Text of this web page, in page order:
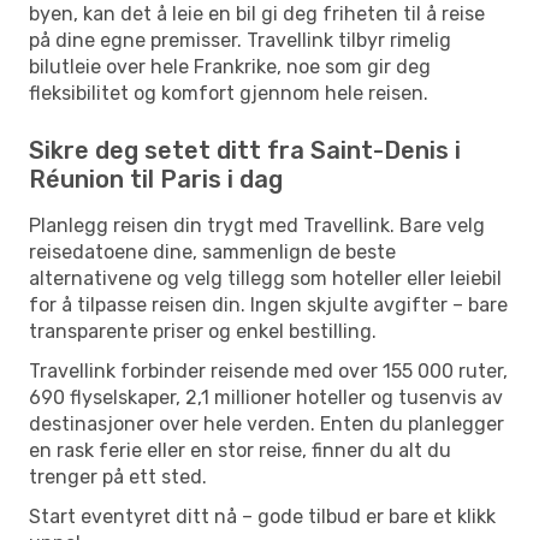
byen, kan det å leie en bil gi deg friheten til å reise
på dine egne premisser. Travellink tilbyr rimelig
bilutleie over hele Frankrike, noe som gir deg
fleksibilitet og komfort gjennom hele reisen.
Sikre deg setet ditt fra Saint-Denis i
Réunion til Paris i dag
Planlegg reisen din trygt med Travellink. Bare velg
reisedatoene dine, sammenlign de beste
alternativene og velg tillegg som hoteller eller leiebil
for å tilpasse reisen din. Ingen skjulte avgifter – bare
transparente priser og enkel bestilling.
Travellink forbinder reisende med over 155 000 ruter,
690 flyselskaper, 2,1 millioner hoteller og tusenvis av
destinasjoner over hele verden. Enten du planlegger
en rask ferie eller en stor reise, finner du alt du
trenger på ett sted.
Start eventyret ditt nå – gode tilbud er bare et klikk